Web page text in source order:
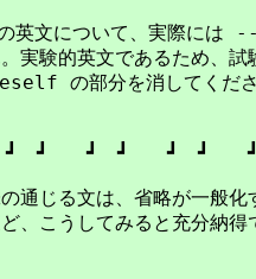
英文について、実際
英文であるため、試験
部分を消してくださ
┛　┛　　┛　┛　　┛
じる文は、省略が一般化
、こうしてみると充分納得